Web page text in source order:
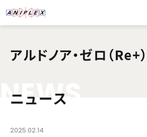
アルドノア・ゼロ（Re+）
NEWS
ニュース
2025.02.14